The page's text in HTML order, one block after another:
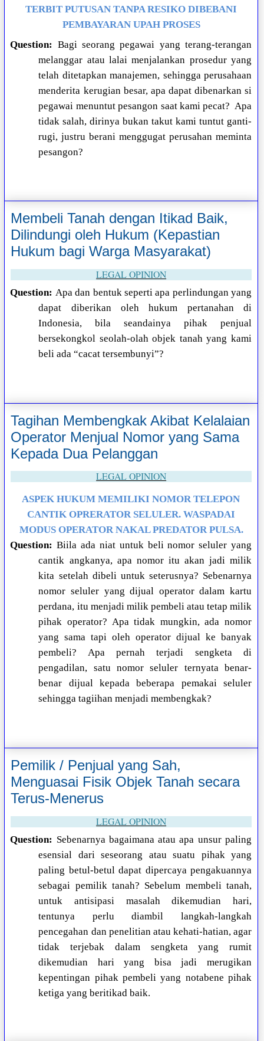
TERBIT PUTUSAN TANPA RESIKO DIBEBANI
PEMBAYARAN UPAH PROSES
Question: Bagi seorang pegawai yang terang-terangan
melanggar atau lalai menjalankan prosedur yang
telah ditetapkan manajemen, sehingga perusahaan
menderita kerugian besar, apa dapat dibenarkan si
pegawai menuntut pesangon saat kami pecat? Apa
tidak salah, dirinya bukan takut kami tuntut ganti-
rugi, justru berani menggugat perusahan meminta
pesangon?
Membeli Tanah dengan Itikad Baik,
Dilindungi oleh Hukum (Kepastian
Hukum bagi Warga Masyarakat)
LEGAL OPINION
Question: Apa dan bentuk seperti apa perlindungan yang
dapat diberikan oleh hukum pertanahan di
Indonesia, bila seandainya pihak penjual
bersekongkol seolah-olah objek tanah yang kami
beli ada “cacat tersembunyi”?
Tagihan Membengkak Akibat Kelalaian
Operator Menjual Nomor yang Sama
Kepada Dua Pelanggan
LEGAL OPINION
ASPEK HUKUM MEMILIKI NOMOR TELEPON
CANTIK OPRERATOR SELULER. WASPADAI
MODUS OPERATOR NAKAL PREDATOR PULSA.
Question: Biila ada niat untuk beli nomor seluler yang
cantik angkanya, apa nomor itu akan jadi milik
kita setelah dibeli untuk seterusnya? Sebenarnya
nomor seluler yang dijual operator dalam kartu
perdana, itu menjadi milik pembeli atau tetap milik
pihak operator? Apa tidak mungkin, ada nomor
yang sama tapi oleh operator dijual ke banyak
pembeli? Apa pernah terjadi sengketa di
pengadilan, satu nomor seluler ternyata benar-
benar dijual kepada beberapa pemakai seluler
sehingga tagiihan menjadi membengkak?
Pemilik / Penjual yang Sah,
Menguasai Fisik Objek Tanah secara
Terus-Menerus
LEGAL OPINION
Question: Sebenarnya bagaimana atau apa unsur paling
esensial dari seseorang atau suatu pihak yang
paling betul-betul dapat dipercaya pengakuannya
sebagai pemilik tanah? Sebelum membeli tanah,
untuk antisipasi masalah dikemudian hari,
tentunya perlu diambil langkah-langkah
pencegahan dan penelitian atau kehati-hatian, agar
tidak terjebak dalam sengketa yang rumit
dikemudian hari yang bisa jadi merugikan
kepentingan pihak pembeli yang notabene pihak
ketiga yang beritikad baik.